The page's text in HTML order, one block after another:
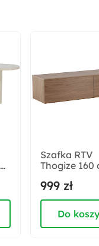
Materiał
Pianka
Szerokość:
80 cm
Wysokość
Szafka RTV
Thogize 160
999 zł
Do